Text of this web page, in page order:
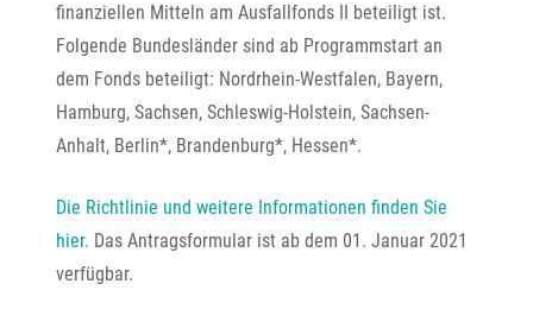
finanziellen Mitteln am Ausfallfonds II beteiligt ist.
Folgende Bundesländer sind ab Programmstart an
dem Fonds beteiligt: Nordrhein-Westfalen, Bayern,
Hamburg, Sachsen, Schleswig-Holstein, Sachsen-
Anhalt, Berlin*, Brandenburg*, Hessen*.
Die Richtlinie und weitere Informationen finden Sie
hier. Das Antragsformular ist ab dem 01. Januar 2021
verfügbar.